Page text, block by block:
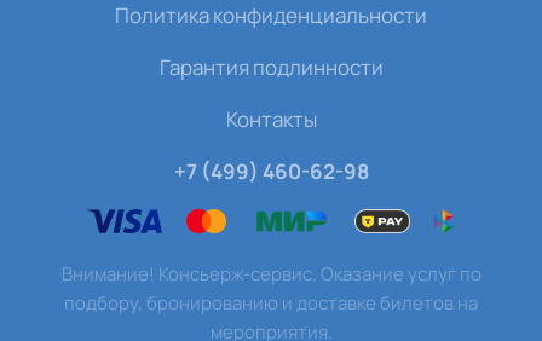
Политика конфиденциальности
Гарантия подлинности
Контакты
+7 (499) 460-62-98
Внимание! Консьерж-сервис. Оказание услуг по
подбору, бронированию и доставке билетов на
мероприятия.